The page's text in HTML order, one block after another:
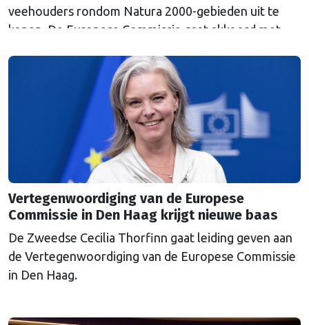
veehouders rondom Natura 2000-gebieden uit te
kopen. De Europese Commissie gaat akkoord met
Vertegenwoordiging van de Europese
Commissie in Den Haag krijgt nieuwe baas
De Zweedse Cecilia Thorfinn gaat leiding geven aan
de Vertegenwoordiging van de Europese Commissie
in Den Haag.